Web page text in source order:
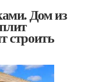
Дом из
строить